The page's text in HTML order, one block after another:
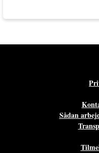
Sådan